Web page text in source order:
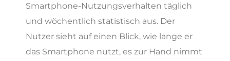
Smartphone-Nutzungsverhalten täglich
und wöchentlich statistisch aus. Der
Nutzer sieht auf einen Blick, wie lange er
das Smartphone nutzt, es zur Hand nimmt